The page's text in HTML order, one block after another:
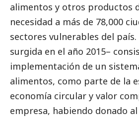
alimentos y otros productos
necesidad a más de 78,000
sectores vulnerables del
surgida en el año 2015–
implementación de un
alimentos, como parte de la
economía circular y valor
empresa, habiendo donado